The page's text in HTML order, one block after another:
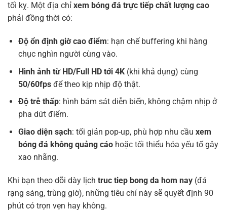
tối kỵ. Một địa chỉ xem bóng đá trực tiếp chất lượng cao
phải đồng thời có:
Độ ổn định giờ cao điểm: hạn chế buffering khi hàng
chục nghìn người cùng vào.
Hình ảnh từ HD/Full HD tới 4K(khi khả dụng) cùng
50/60fpsđể theo kịp nhịp độ thật.
Độ trễ thấp: hình bám sát diễn biến, không chậm nhịp ở
pha dứt điểm.
Giao diện sạch: tối giản pop-up, phù hợp nhu cầu xem
bóng đá không quảng cáohoặc tối thiểu hóa yếu tố gây
xao nhãng.
Khi bạn theo dõi dày lịch truc tiep bong da hom nay (đá
rạng sáng, trùng giờ), những tiêu chí này sẽ quyết định 90
phút có trọn vẹn hay không.